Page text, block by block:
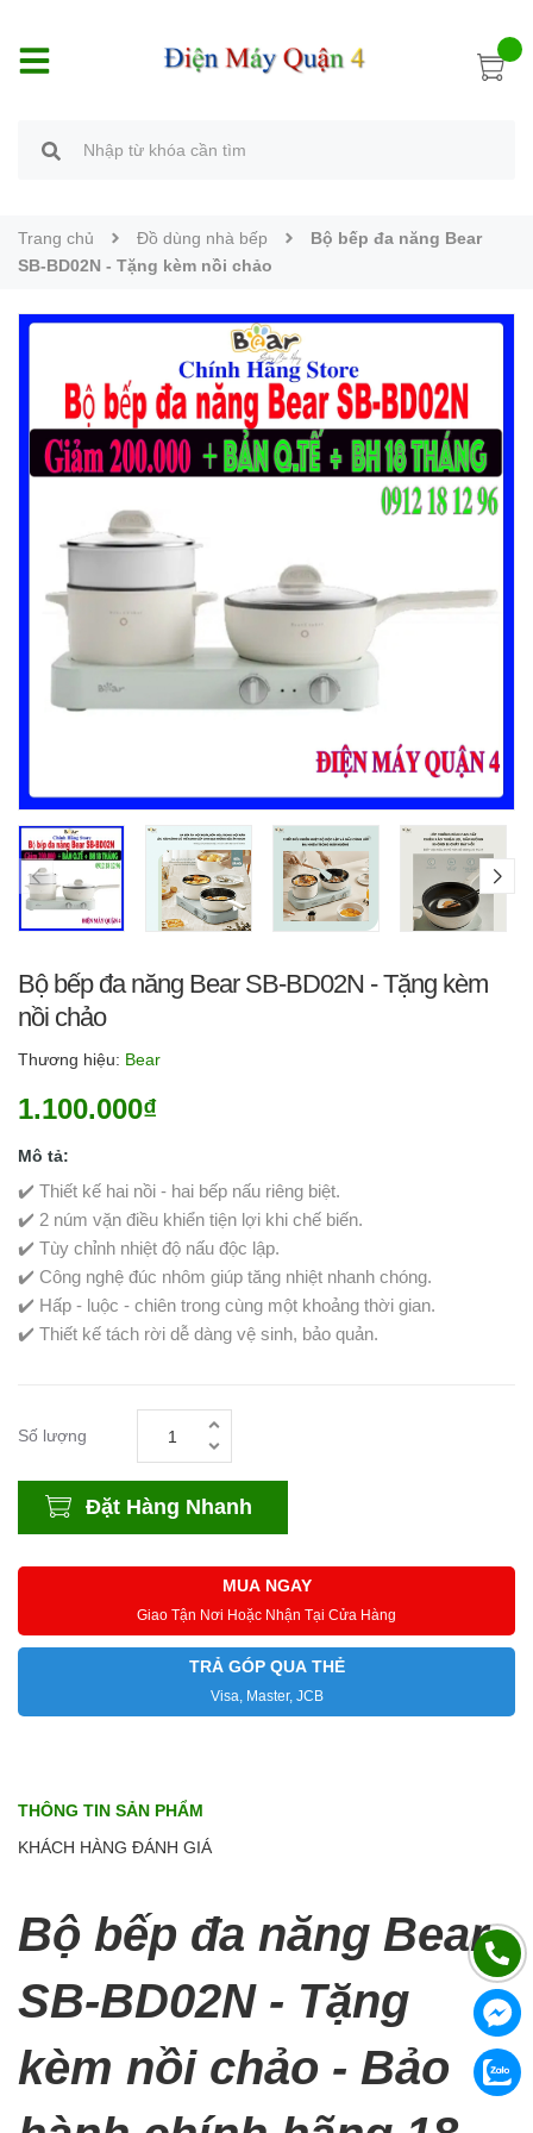
Trang chủ Đồ dùng nhà bếp
Bộ bếp đa năng Bear
SB-BD02N - Tặng kèm nồi chảo
Bộ bếp đa năng Bear SB-BD02N - Tặng kèm
nồi chảo
Thương hiệu: Bear
1.100.000₫
Mô tả:
✔️ Thiết kế hai nồi - hai bếp nấu riêng biệt.
✔️ 2 núm vặn điều khiển tiện lợi khi chế biến.
✔️ Tùy chỉnh nhiệt độ nấu độc lập.
✔️ Công nghệ đúc nhôm giúp tăng nhiệt nhanh chóng.
✔️ Hấp - luộc - chiên trong cùng một khoảng thời gian.
✔️ Thiết kế tách rời dễ dàng vệ sinh, bảo quản.
Số lượng
Đặt Hàng Nhanh
MUA NGAY
Giao Tận Nơi Hoặc Nhận Tại Cửa Hàng
TRẢ GÓP QUA THẺ
Visa, Master, JCB
THÔNG TIN SẢN PHẨM
KHÁCH HÀNG ĐÁNH GIÁ
Bộ bếp đa năng Bear
SB-BD02N - Tặng
kèm nồi chảo - Bảo